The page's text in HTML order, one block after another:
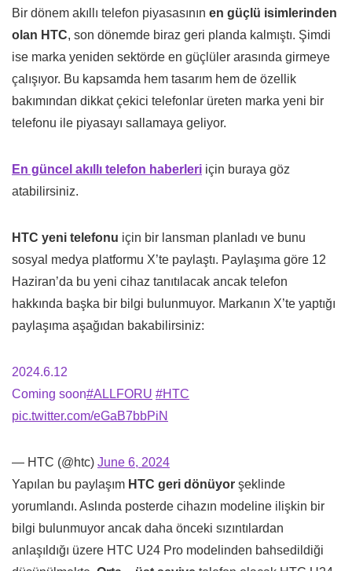
Bir dönem akıllı telefon piyasasının en güçlü isimlerinden
olan HTC, son dönemde biraz geri planda kalmıştı. Şimdi
ise marka yeniden sektörde en güçlüler arasında girmeye
çalışıyor. Bu kapsamda hem tasarım hem de özellik
bakımından dikkat çekici telefonlar üreten marka yeni bir
telefonu ile piyasayı sallamaya geliyor.
En güncel akıllı telefon haberleri için buraya göz
atabilirsiniz.
HTC yeni telefonu için bir lansman planladı ve bunu
sosyal medya platformu X’te paylaştı. Paylaşıma göre 12
Haziran’da bu yeni cihaz tanıtılacak ancak telefon
hakkında başka bir bilgi bulunmuyor. Markanın X’te yaptığı
paylaşıma aşağıdan bakabilirsiniz:
2024.6.12
Coming soon#ALLFORU #HTC
pic.twitter.com/eGaB7bbPiN
— HTC (@htc) June 6, 2024
Yapılan bu paylaşım HTC geri dönüyor şeklinde
yorumlandı. Aslında posterde cihazın modeline ilişkin bir
bilgi bulunmuyor ancak daha önceki sızıntılardan
anlaşıldığı üzere HTC U24 Pro modelinden bahsedildiği